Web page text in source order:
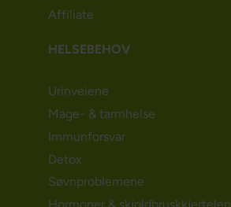
Affiliate
HELSEBEHOV
Urinveiene
Mage- & tarmhelse
Immunforsvar
Detox
Søvnproblemene